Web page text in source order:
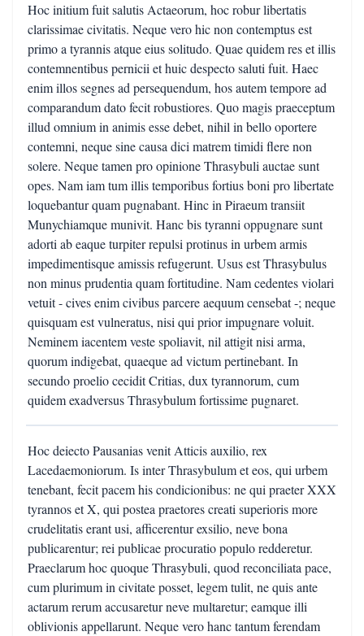
Hoc initium fuit salutis Actaeorum, hoc robur libertatis
clarissimae civitatis. Neque vero hic non contemptus est
primo a tyrannis atque eius solitudo. Quae quidem res et illis
contemnentibus pernicii et huic despecto saluti fuit. Haec
enim illos segnes ad persequendum, hos autem tempore ad
comparandum dato fecit robustiores. Quo magis praeceptum
illud omnium in animis esse debet, nihil in bello oportere
contemni, neque sine causa dici matrem timidi flere non
solere. Neque tamen pro opinione Thrasybuli auctae sunt
opes. Nam iam tum illis temporibus fortius boni pro libertate
loquebantur quam pugnabant. Hinc in Piraeum transiit
Munychiamque munivit. Hanc bis tyranni oppugnare sunt
adorti ab eaque turpiter repulsi protinus in urbem armis
impedimentisque amissis refugerunt. Usus est Thrasybulus
non minus prudentia quam fortitudine. Nam cedentes violari
vetuit - cives enim civibus parcere aequum censebat -; neque
quisquam est vulneratus, nisi qui prior impugnare voluit.
Neminem iacentem veste spoliavit, nil attigit nisi arma,
quorum indigebat, quaeque ad victum pertinebant. In
secundo proelio cecidit Critias, dux tyrannorum, cum
quidem exadversus Thrasybulum fortissime pugnaret.
Hoc deiecto Pausanias venit Atticis auxilio, rex
Lacedaemoniorum. Is inter Thrasybulum et eos, qui urbem
tenebant, fecit pacem his condicionibus: ne qui praeter XXX
tyrannos et X, qui postea praetores creati superioris more
crudelitatis erant usi, afficerentur exsilio, neve bona
publicarentur; rei publicae procuratio populo redderetur.
Praeclarum hoc quoque Thrasybuli, quod reconciliata pace,
cum plurimum in civitate posset, legem tulit, ne quis ante
actarum rerum accusaretur neve multaretur; eamque illi
oblivionis appellarunt. Neque vero hanc tantum ferendam